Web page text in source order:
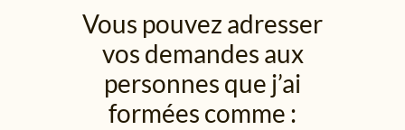
Vous pouvez adresser
vos demandes aux
personnes que j’ai
formées comme :